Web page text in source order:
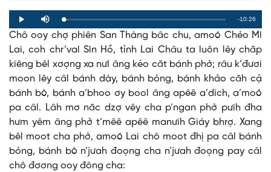
Play Mute Loaded:
0%
Progress:
0%
Remaining
Time
-10:26
Chô ooy chợ phiên San Thàng bâc chu, amoó Chẻo Mí
Lai, coh chr’val Sìn Hồ, tỉnh Lai Châu ta luôn lêy chăp
kiêng bêl xơợng xa nưl âng kéo căt bánh phở; râu k’đươi
moon lêy câl bánh dày, bánh bỏng, bánh khảo căh cậ
bánh bò, bánh a’bhoo ơy bool âng apêê a’dich, a’moó
pa câl. Lâh mơ năc dzợ vêy cha p’ngan phở pưih đha
hưm yêm âng phở t’mêê apêê manưih Giáy bhrợ. Xang
bêl moot cha phở, amoó Lai chô moot đhị pa câl bánh
bỏng, bánh bò n’jưah đoọng cha n’jưah đoọng pay câl
chô đơơng ooy đông cha: